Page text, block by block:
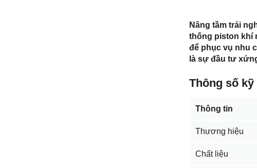
Nâng tầm trải
thống piston khí
để phục vụ nhu
là sự đầu tư
Thông số kỹ
Thông tin
Thương hiệu
Chất liệu